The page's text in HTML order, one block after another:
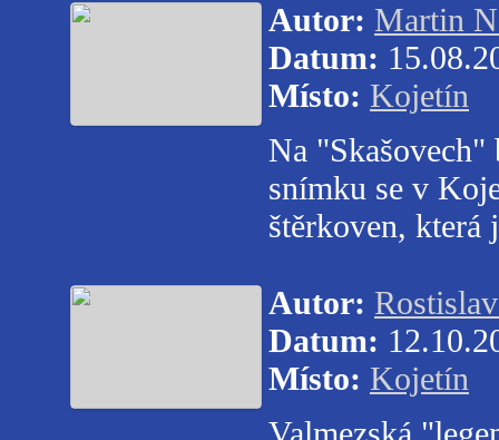
Autor: Martin
Datum:
Místo: Kojetín
Na
snímku se v
štěrkoven, která
Autor:
Datum:
Místo: Kojetín